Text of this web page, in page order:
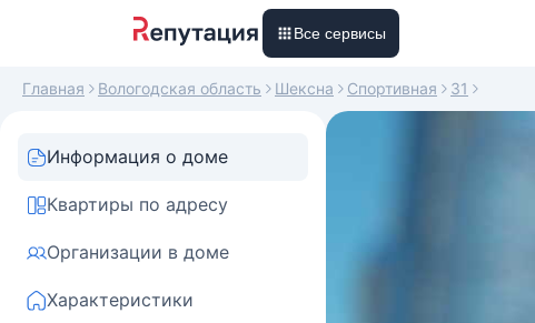
Все сервисы
Главная Вологодская область Шексна Спортивная 31
Информация о доме
Квартиры по адресу
Организации в доме
Характеристики